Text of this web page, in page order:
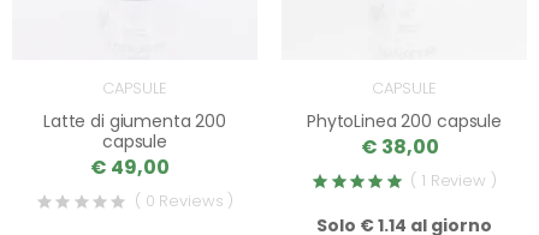
CAPSULE
Latte di giumenta 200
capsule
€ 49,00
( 0 Reviews )
CAPSULE
PhytoLinea 200 capsule
€ 38,00
( 1 Review )
Solo € 1.14 al giorno